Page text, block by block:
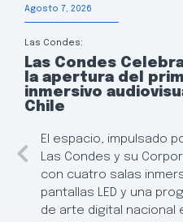
Agosto 7, 2026
Las Condes:
Las Condes
la apertura del
inmersivo
Chile
El espacio, impulsado
Las Condes y su
con cuatro salas
pantallas LED y una
de arte digital nacional